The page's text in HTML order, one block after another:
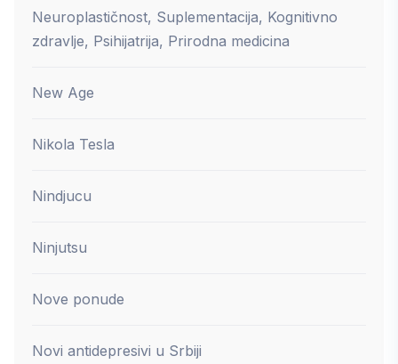
Neuroplastičnost, Suplementacija, Kognitivno
zdravlje, Psihijatrija, Prirodna medicina
New Age
Nikola Tesla
Nindjucu
Ninjutsu
Nove ponude
Novi antidepresivi u Srbiji